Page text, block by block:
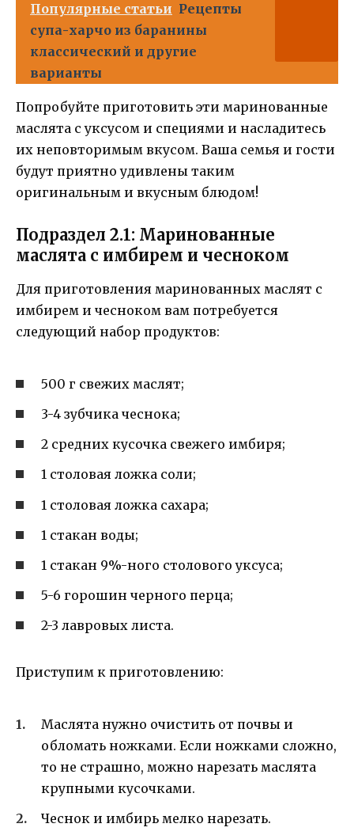
Популярные статьи Рецепты
супа-харчо из баранины
классический и другие
варианты
Попробуйте приготовить эти маринованные
маслята с уксусом и специями и насладитесь
их неповторимым вкусом. Ваша семья и гости
будут приятно удивлены таким
оригинальным и вкусным блюдом!
Подраздел 2.1: Маринованные
маслята с имбирем и чесноком
Для приготовления маринованных маслят с
имбирем и чесноком вам потребуется
следующий набор продуктов:
500 г свежих маслят;
3-4 зубчика чеснока;
2 средних кусочка свежего имбиря;
1 столовая ложка соли;
1 столовая ложка сахара;
1 стакан воды;
1 стакан 9%-ного столового уксуса;
5-6 горошин черного перца;
2-3 лавровых листа.
Приступим к приготовлению:
Маслята нужно очистить от почвы и
обломать ножками. Если ножками сложно,
то не страшно, можно нарезать маслята
крупными кусочками.
Чеснок и имбирь мелко нарезать.